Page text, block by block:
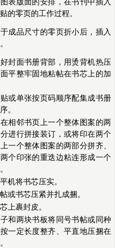
的零页的工作过程。
成品尺寸的零页折小后，插入
封面书册背部，用烫背机热压
平整牢固地粘帖在书芯上的加
或单张按页码顺序配集成书册
。
相邻书页上一个整体图案的两
进行拼接装订，或将印在两个
一个整体图案的两部分拼齐、
个印张的重迭边粘连形成一个
机将书芯压实。
或书芯压紧并扎成捆。
上裹封皮。
和两块书板将同号书帖或同种
一定长度整齐、平直地压捆在